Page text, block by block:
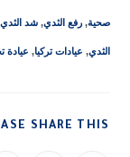
صحية, رفع الثدي, شد الثدي
الثدي, عيادات تركيا, عيادة
SHARE THIS